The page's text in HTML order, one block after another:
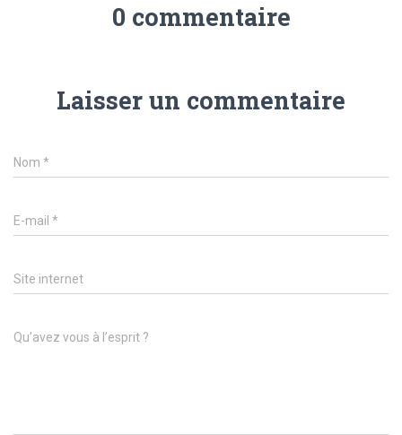
0 commentaire
Laisser un commentaire
Nom *
E-mail *
Site internet
Qu’avez vous à l’esprit ?